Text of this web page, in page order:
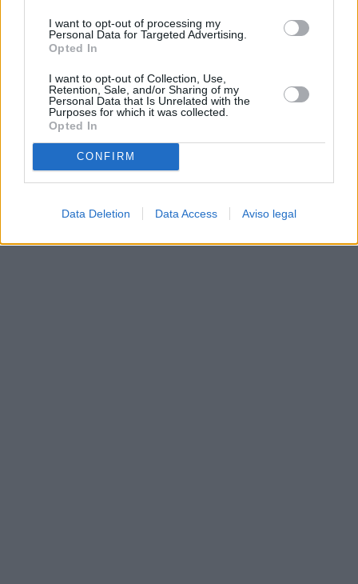
I want to opt-out of processing my
Personal Data for Targeted Advertising.
Opted In
I want to opt-out of Collection, Use,
Retention, Sale, and/or Sharing of my
Personal Data that Is Unrelated with the
Purposes for which it was collected.
Opted In
CONFIRM
Data Deletion Data Access Aviso legal